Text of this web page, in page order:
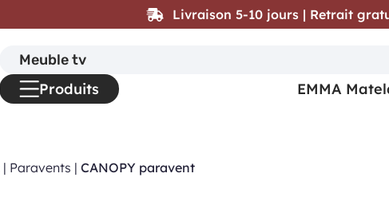
| Paravents | CANOPY paravent
Livraison 5-10 jours | Retrait
Search
for:
Produits
EMMA